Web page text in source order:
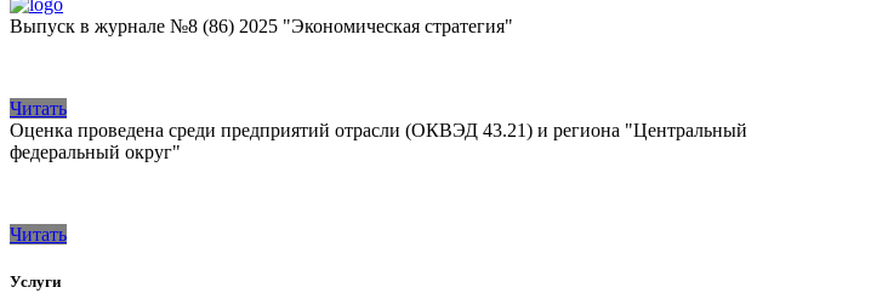
Выпуск в журнале №8 (86) 2025 "Экономическая стратегия"
Читать
Оценка проведена среди предприятий отрасли (ОКВЭД 43.21) и региона "Центральный
федеральный округ"
Читать
Услуги